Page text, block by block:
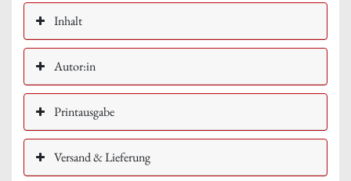
Inhalt
Autor:in
Printausgabe
Versand & Lieferung